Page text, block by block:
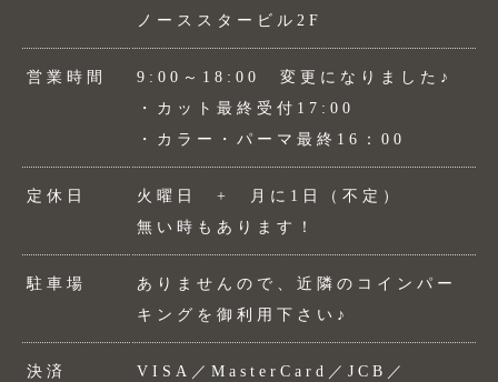
ノーススタービル2F
営業時間
9:00～18:00 変更になりました♪
・カット最終受付17:00
・カラー・パーマ最終16：00
定休日
火曜日 + 月に1日（不定）
無い時もあります！
駐車場
ありませんので、近隣のコインパー
キングを御利用下さい♪
決済
VISA／MasterCard／JCB／